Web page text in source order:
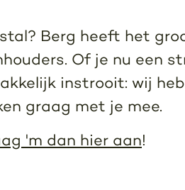
Berg heeft het
Of je nu een
instrooit: wij
graag met je mee.
'm dan hier aan!